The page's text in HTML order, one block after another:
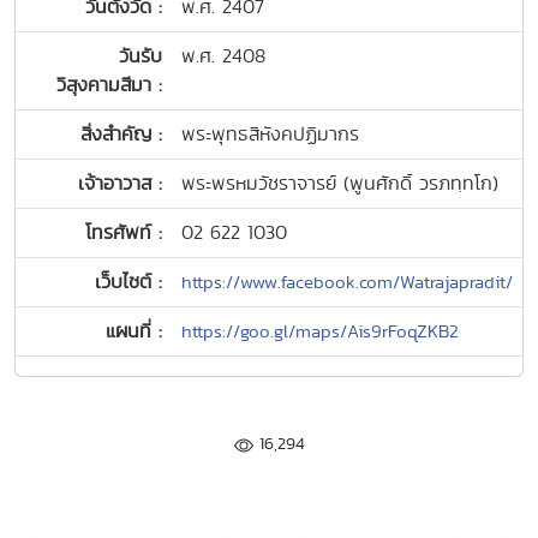
วันตั้งวัด :
พ.ศ. 2407
วันรับ
วิสุงคามสีมา :
พ.ศ. 2408
สิ่งสำคัญ :
พระพุทธสิหังคปฏิมากร
เจ้าอาวาส :
พระพรหมวัชราจารย์ (พูนศักดิ์ วรภทฺทโก)
โทรศัพท์ :
02 622 1030
เว็บไซต์ :
https://www.facebook.com/Watrajapradit/
แผนที่ : https://goo.gl/maps/Ais9rFoqZKB2
16,294